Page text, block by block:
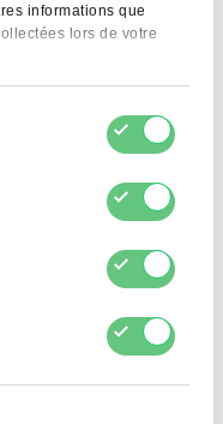
informations que
lors de votre
nos produits
que je peux retirer